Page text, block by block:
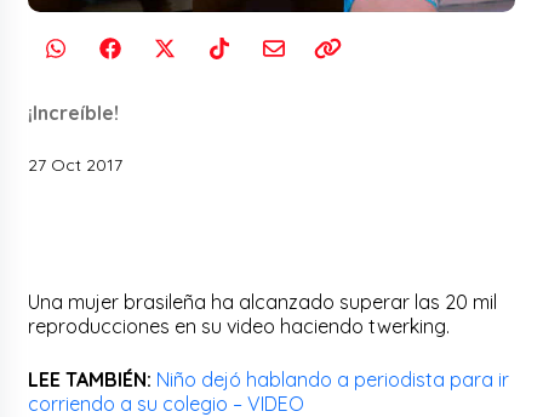
¡Increíble!
27 Oct 2017
Una mujer brasileña ha alcanzado superar las 20 mil
reproducciones en su video haciendo twerking.
LEE TAMBIÉN: Niño dejó hablando a periodista para ir
corriendo a su colegio – VIDEO